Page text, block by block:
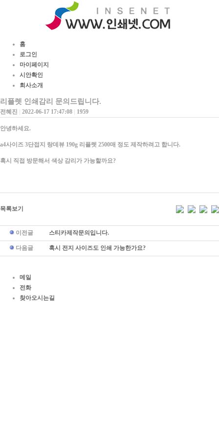
홈
로그인
마이페이지
시안확인
회사소개
리플렛 인쇄감리 문의드립니다.
전혜진 2022-06-17 17:47:08 1959
안녕하세요.
a4사이즈 3단접지 랑데뷰 190g 리플렛 2500매 정도 제작하려고 합니다.
혹시 직접 방문해서 색상 감리가 가능할까요?
목록보기
이전글 스티카제작문의입니다.
다음글 혹시 전지 사이즈도 인쇄 가능한가요?
메일
전화
찾아오시는길